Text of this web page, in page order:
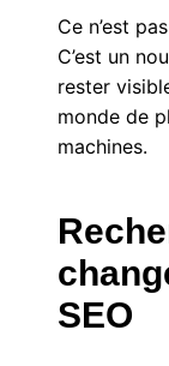
Ce n’est
C’est un
rester
monde de
machines.
SEO